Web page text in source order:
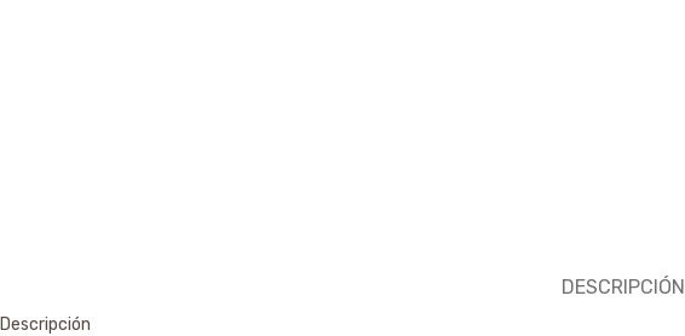
DESCRIPCIÓN
Descripción